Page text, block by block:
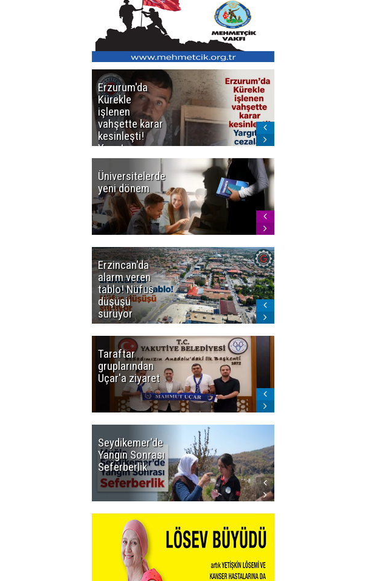
Erzurum'da
Kürekle
işlenen
vahşette karar
kesinleşti!
Yargıtay
cezaları onadı
Üniversitelerde
yeni dönem
Erzincan'da
alarm veren
tablo! Nüfus
düşüşü
sürüyor
Taraftar
gruplarından
Uçar'a ziyaret
Seydikemer'de
Yangın Sonrası
Seferberlik